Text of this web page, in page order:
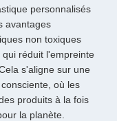
personnalisés
avantages
non toxiques
réduit l'empreinte
s'aligne sur une
où les
produits à la fois
la planète.